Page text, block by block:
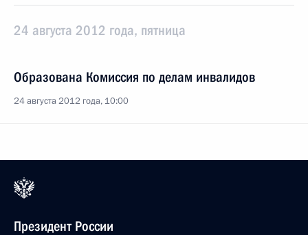
24 августа 2012 года, пятница
Образована Комиссия по делам инвалидов
24 августа 2012 года, 10:00
Президент России